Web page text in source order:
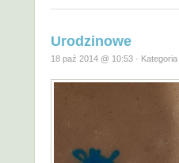
Urodzinowe
18 paź 2014 @ 10:53 · Kategoria